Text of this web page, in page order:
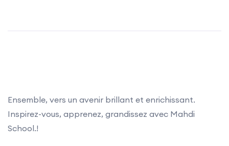
Ensemble, vers un avenir brillant et enrichissant.
Inspirez-vous, apprenez, grandissez avec Mahdi
School.!